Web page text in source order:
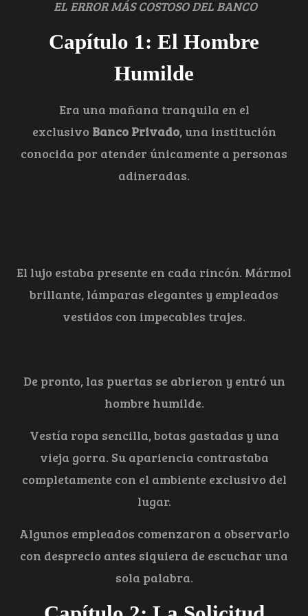
EL ERROR MÁS COSTOSO DEL BANCO
Capítulo 1: El Hombre
Humilde
Era una mañana tranquila en el
exclusivo Banco Privado, una institución
conocida por atender únicamente a personas
adineradas.
El lujo estaba presente en cada rincón. Mármol
brillante, lámparas elegantes y empleados
vestidos con impecables trajes.
De pronto, las puertas se abrieron y entró un
hombre humilde.
Vestía ropa sencilla, botas gastadas y una
vieja gorra. Su apariencia contrastaba
completamente con el ambiente exclusivo del
lugar.
Algunos empleados comenzaron a observarlo
con desprecio antes siquiera de escuchar una
sola palabra.